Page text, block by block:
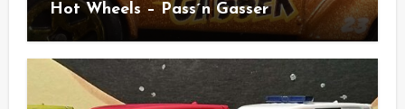
Hot Wheels – Pass´n Gasser